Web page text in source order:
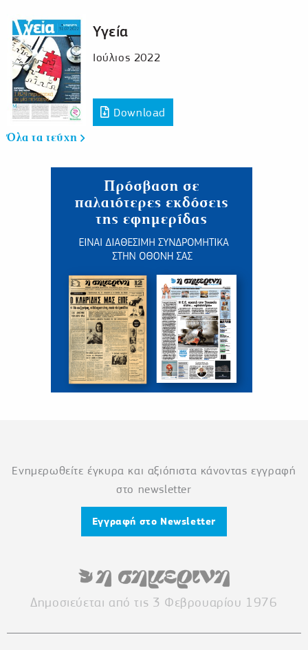
Υγεία
Ιούλιος 2022
Download
Όλα τα τεύχη
Ενημερωθείτε έγκυρα και αξιόπιστα κάνοντας εγγραφή
στο newsletter
Εγγραφή στο Newsletter
Δημοσιεύεται από τις 3 Φεβρουαρίου 1976